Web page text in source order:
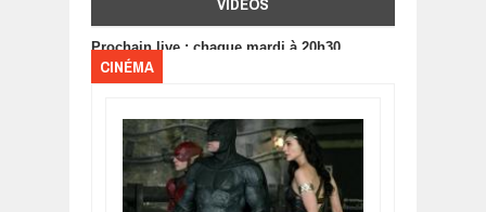
Prochain live : chaque mardi à 20h30
CINÉMA